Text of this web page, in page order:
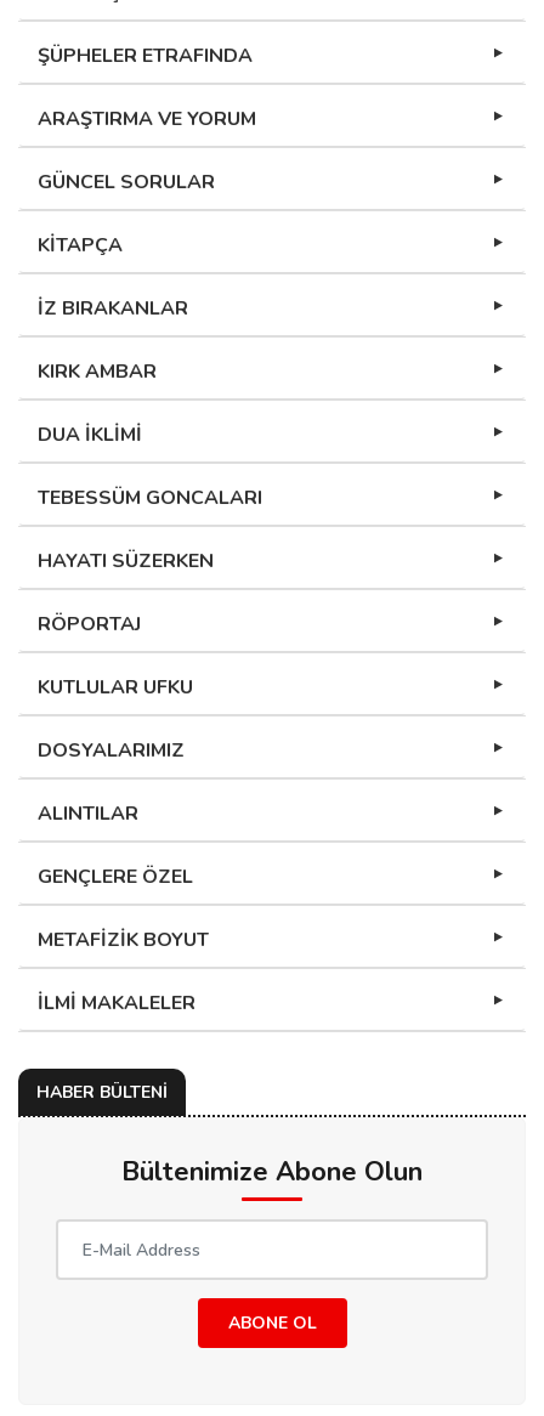
ŞÜPHELER ETRAFINDA
ARAŞTIRMA VE YORUM
GÜNCEL SORULAR
KİTAPÇA
İZ BIRAKANLAR
KIRK AMBAR
DUA İKLİMİ
TEBESSÜM GONCALARI
HAYATI SÜZERKEN
RÖPORTAJ
KUTLULAR UFKU
DOSYALARIMIZ
ALINTILAR
GENÇLERE ÖZEL
METAFİZİK BOYUT
İLMİ MAKALELER
HABER BÜLTENİ
Bültenimize Abone Olun
ABONE OL